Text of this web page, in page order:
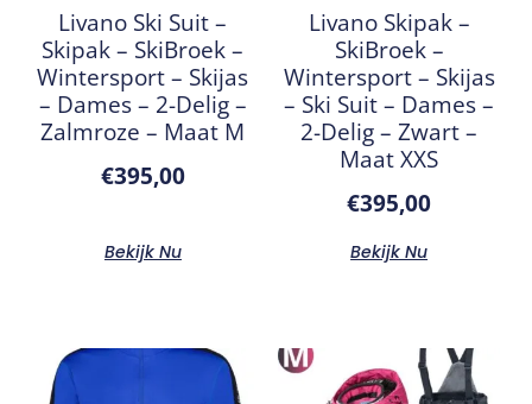
Livano Ski Suit –
Skipak – SkiBroek –
Wintersport – Skijas
– Dames – 2-Delig –
Zalmroze – Maat M
€395,00
Bekijk Nu
Livano Skipak –
SkiBroek –
Wintersport – Skijas
– Ski Suit – Dames –
2-Delig – Zwart –
Maat XXS
€395,00
Bekijk Nu